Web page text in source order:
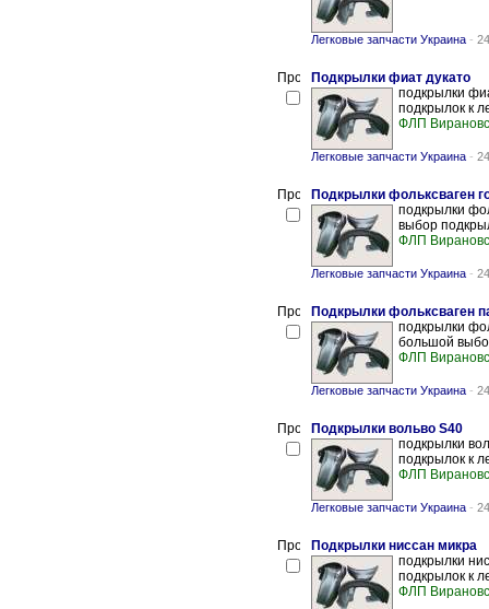
Легковые запчасти Украина -
Подкрылки фиат дукато
подкрылки
подкрылок к
ФЛП
Легковые запчасти Украина -
Подкрылки фольксваген
подкрылки
выбор
ФЛП
Легковые запчасти Украина -
Подкрылки фольксваген
подкрылки
большой
ФЛП
Легковые запчасти Украина -
Подкрылки вольво S40
подкрылки
подкрылок к
ФЛП
Легковые запчасти Украина -
Подкрылки ниссан микра
подкрылки
подкрылок к
ФЛП